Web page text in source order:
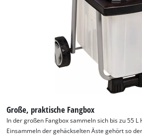
Große, praktische Fangbox
In der großen Fangbox sammeln sich bis zu 55 L
Einsammeln der gehäckselten Äste gehört so